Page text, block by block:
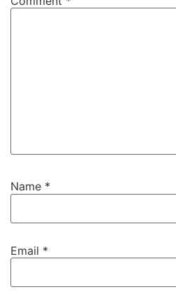
Name *
Email *